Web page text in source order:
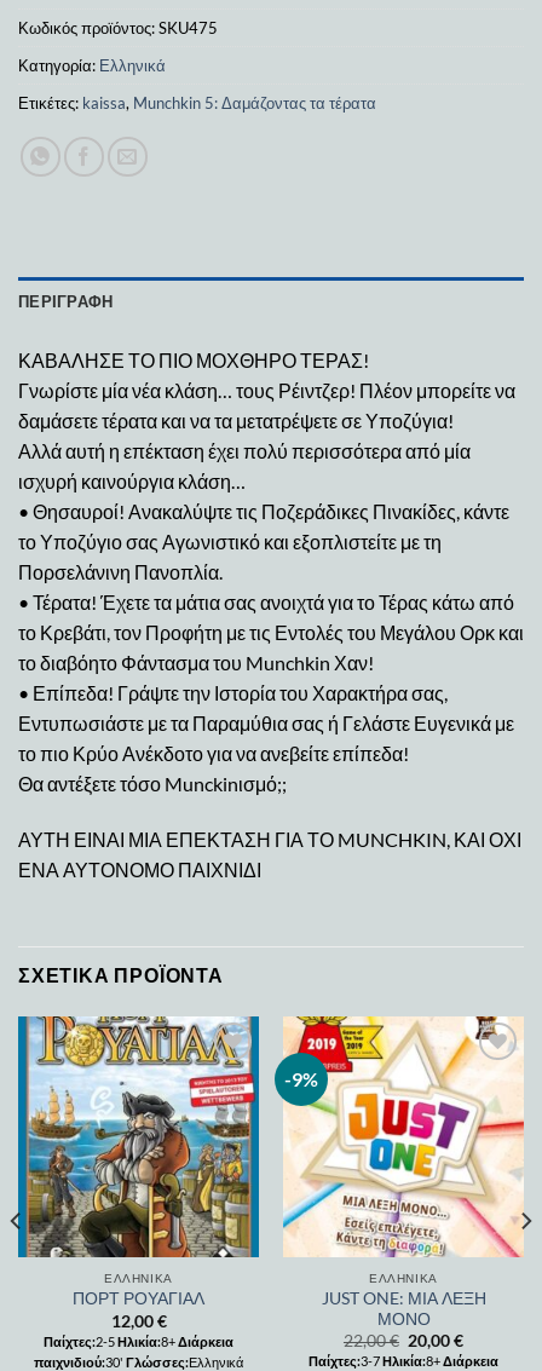
Κωδικός προϊόντος:SKU475
Κατηγορία: Ελληνικά
Ετικέτες: kaissa, Munchkin 5: Δαμάζοντας τα τέρατα
ΠΕΡΙΓΡΑΦΉ
ΚΑΒΑΛΗΣΕ ΤΟ ΠΙΟ ΜΟΧΘΗΡΟ ΤΕΡΑΣ!
Γνωρίστε μία νέα κλάση… τους Ρέιντζερ! Πλέον μπορείτε να
δαμάσετε τέρατα και να τα μετατρέψετε σε Υποζύγια!
Αλλά αυτή η επέκταση έχει πολύ περισσότερα από μία
ισχυρή καινούργια κλάση…
• Θησαυροί! Ανακαλύψτε τις Ποζεράδικες Πινακίδες, κάντε
το Υποζύγιο σας Αγωνιστικό και εξοπλιστείτε με τη
Πορσελάνινη Πανοπλία.
• Τέρατα! Έχετε τα μάτια σας ανοιχτά για το Τέρας κάτω από
το Κρεβάτι, τον Προφήτη με τις Εντολές του Μεγάλου Ορκ και
το διαβόητο Φάντασμα του Munchkin Χαν!
• Επίπεδα! Γράψτε την Ιστορία του Χαρακτήρα σας,
Εντυπωσιάστε με τα Παραμύθια σας ή Γελάστε Ευγενικά με
το πιο Κρύο Ανέκδοτο για να ανεβείτε επίπεδα!
Θα αντέξετε τόσο Munckinισμό;;
ΑΥΤΗ ΕΙΝΑΙ ΜΙΑ ΕΠΕΚΤΑΣΗ ΓΙΑ ΤΟ MUNCHKIN, ΚΑΙ ΟΧΙ
ΕΝΑ ΑΥΤΟΝΟΜΟ ΠΑΙΧΝΙΔΙ
ΣΧΕΤΙΚΆ ΠΡΟΪΌΝΤΑ
Add to
wishlist
ΕΛΛΗΝΙΚΆ
ΠΟΡΤ ΡΟΥΑΓΙΑΛ
12,00€
Παίχτες:2-5Ηλικία:8+ Διάρκεια
παιχνιδιού:30' Γλώσσες:Ελληνικά
-9%
wishlist
ΕΛΛΗΝΙΚΆ
JUST ONE: ΜΙΑ ΛΕΞΗ
ΜΟΝΟ
22,00€ 20,00€
Παίχτες:3-7Ηλικία:8+Διάρκεια